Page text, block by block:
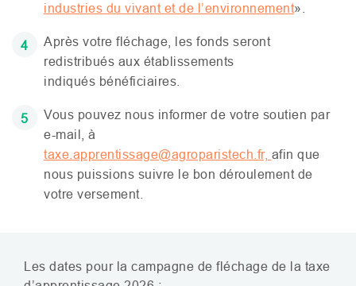
industries du vivant et de l’environnement».
Après votre fléchage, les fonds seront
redistribués aux établissements
indiqués bénéficiaires.
Vous pouvez nous informer de votre soutien par
e-mail, à
taxe.apprentissage@agroparistech.fr, afin que
nous puissions suivre le bon déroulement de
votre versement.
Les dates pour la campagne de fléchage de la taxe